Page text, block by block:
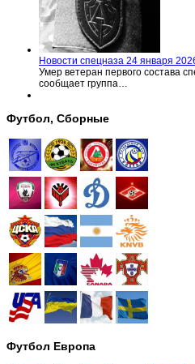
Новости спецназа 24 января
Умер ветеран первого состава
сообщает группа…
Футбол, Сборные
Футбол Европа